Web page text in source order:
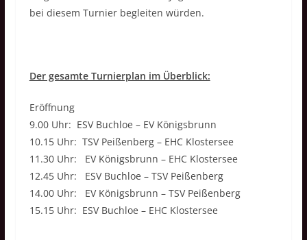
bei diesem Turnier begleiten würden.
Der gesamte Turnierplan im Überblick:
Eröffnung
9.00 Uhr: ESV Buchloe – EV Königsbrunn
10.15 Uhr: TSV Peißenberg – EHC Klostersee
11.30 Uhr: EV Königsbrunn – EHC Klostersee
12.45 Uhr: ESV Buchloe – TSV Peißenberg
14.00 Uhr: EV Königsbrunn – TSV Peißenberg
15.15 Uhr: ESV Buchloe – EHC Klostersee